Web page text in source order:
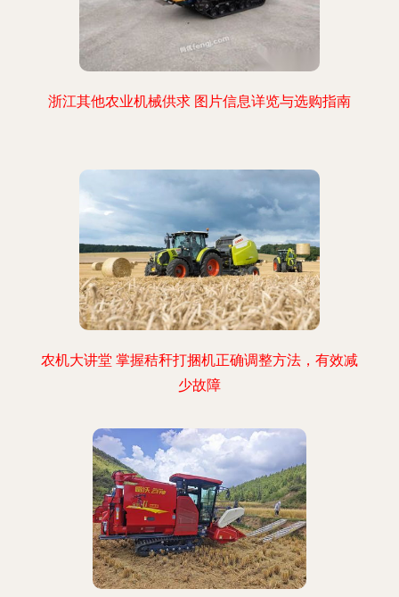
浙江其他农业机械供求 图片信息详览与选购指南
农机大讲堂 掌握秸秆打捆机正确调整方法，有效减
少故障